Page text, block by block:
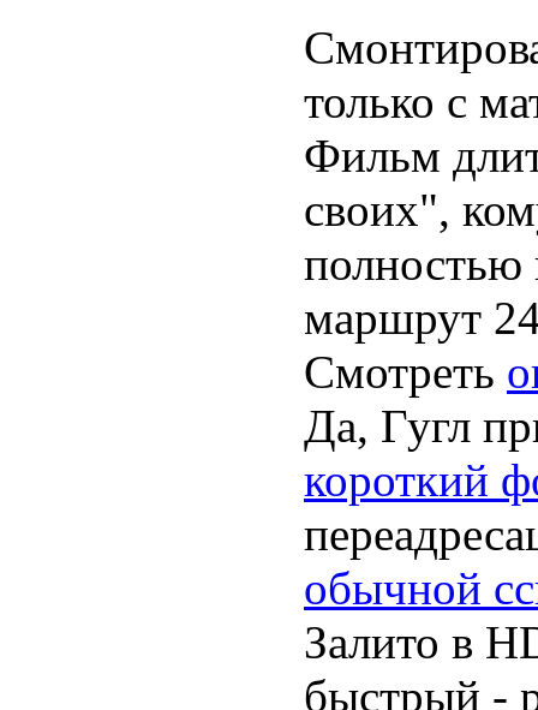
только с
Фильм
своих",
полностью
маршрут
Смотреть
Да, Гугл
короткий
обычной
Залито в
быстрый -